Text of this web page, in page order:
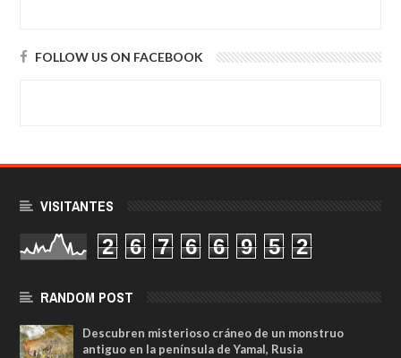
FOLLOW US ON FACEBOOK
VISITANTES
2 6 7 6 6 9 5 2
RANDOM POST
Descubren misterioso cráneo de un monstruo
antiguo en la península de Yamal, Rusia